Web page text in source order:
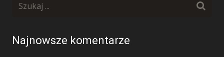
Najnowsze komentarze